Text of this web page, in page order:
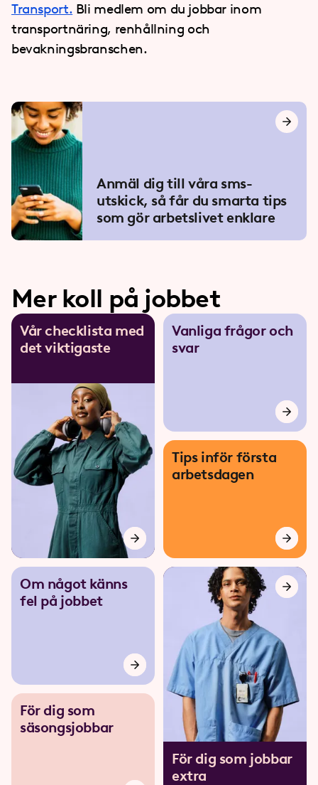
Transport. Bli medlem om du jobbar inom
transportnäring, renhållning och
bevakningsbranschen.
Anmäl dig till våra sms-
utskick, så får du smarta tips
som gör arbetslivet enklare
Mer koll på jobbet
Vår checklista med
det viktigaste
Vanliga frågor och
svar
Tips inför första
arbetsdagen
Om något känns
fel på jobbet
För dig som
säsongsjobbar
För dig som jobbar
extra